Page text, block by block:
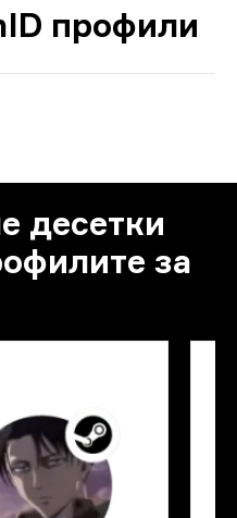
профили
десетки
за